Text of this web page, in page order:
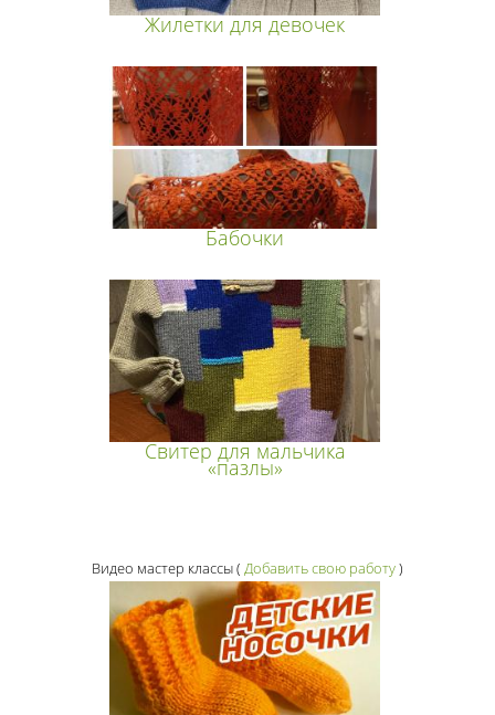
Жилетки для девочек
Бабочки
Свитер для мальчика
«пазлы»
Видео мастер классы( Добавить свою работу)